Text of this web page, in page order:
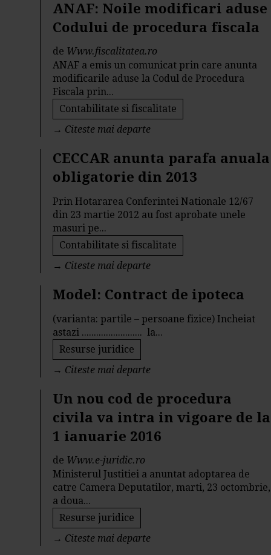
ANAF: Noile modificari aduse
Codului de procedura fiscala
de Www.fiscalitatea.ro
ANAF a emis un comunicat prin care anunta
modificarile aduse la Codul de Procedura
Fiscala prin...
Contabilitate si fiscalitate
→ Citeste mai departe
CECCAR anunta parafa anuala
obligatorie din 2013
Prin Hotararea Conferintei Nationale 12/67
din 23 martie 2012 au fost aprobate unele
masuri pe...
Contabilitate si fiscalitate
→ Citeste mai departe
Model: Contract de ipoteca
(varianta: partile – persoane fizice) Incheiat
astazi ......................... la...
Resurse juridice
→ Citeste mai departe
Un nou cod de procedura
civila va intra in vigoare de la
1 ianuarie 2016
de Www.e-juridic.ro
Ministerul Justitiei a anuntat adoptarea de
catre Camera Deputatilor, marti, 23 octombrie,
a doua...
Resurse juridice
→ Citeste mai departe